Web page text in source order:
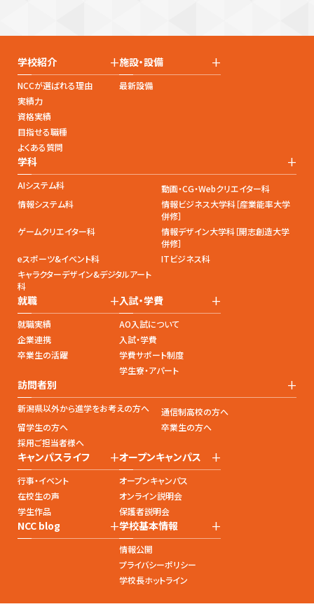
学校紹介 +
NCCが選ばれる理由
実績力
資格実績
目指せる職種
よくある質問
施設・設備 +
最新設備
学科 +
AIシステム科
動画・CG・Webクリエイター科
情報システム科
情報ビジネス大学科［産業能率大学
併修］
ゲームクリエイター科
情報デザイン大学科［開志創造大学
併修］
eスポーツ&イベント科
ITビジネス科
キャラクターデザイン&デジタルアート
科
就職 +
就職実績
企業連携
卒業生の活躍
入試・学費 +
AO入試について
入試・学費
学費サポート制度
学生寮・アパート
訪問者別 +
新潟県以外から進学をお考えの方へ
通信制高校の方へ
留学生の方へ
卒業生の方へ
採用ご担当者様へ
キャンパスライフ +
行事・イベント
在校生の声
学生作品
オープンキャンパス +
オープンキャンパス
オンライン説明会
保護者説明会
NCC blog +学校基本情報 +
情報公開
プライバシーポリシー
学校長ホットライン